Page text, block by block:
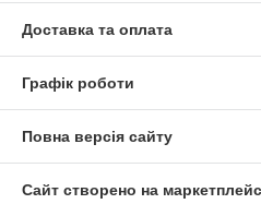
Доставка та оплата
Графік роботи
Повна версія сайту
Сайт створено на